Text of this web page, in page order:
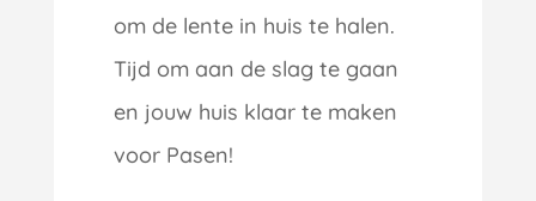
om de lente in huis te halen.
Tijd om aan de slag te gaan
en jouw huis klaar te maken
voor Pasen!